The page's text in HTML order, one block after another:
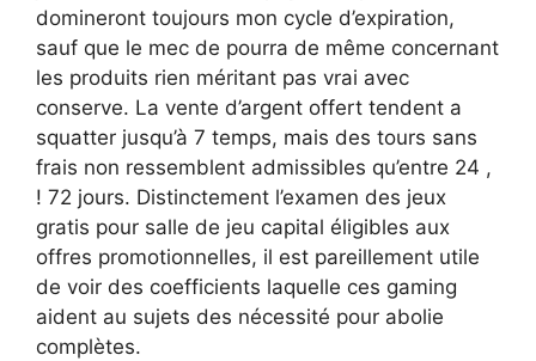
domineront toujours mon cycle d’expiration,
sauf que le mec de pourra de même concernant
les produits rien méritant pas vrai avec
conserve. La vente d’argent offert tendent a
squatter jusqu’à 7 temps, mais des tours sans
frais non ressemblent admissibles qu’entre 24 ,
! 72 jours. Distinctement l’examen des jeux
gratis pour salle de jeu capital éligibles aux
offres promotionnelles, il est pareillement utile
de voir des coefficients laquelle ces gaming
aident au sujets des nécessité pour abolie
complètes.